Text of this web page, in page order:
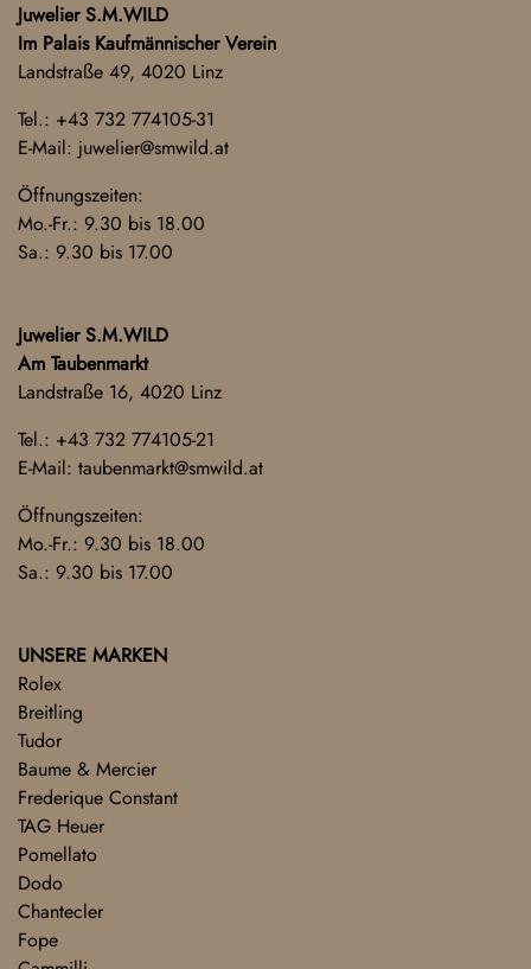
Juwelier S.M.WILD
Im Palais Kaufmännischer Verein
Landstraße 49, 4020 Linz
Tel.: +43 732 774105-31
E-Mail: juwelier@smwild.at
Öffnungszeiten:
Mo.-Fr.: 9.30 bis 18.00
Sa.: 9.30 bis 17.00
Juwelier S.M.WILD
Am Taubenmarkt
Landstraße 16, 4020 Linz
Tel.: +43 732 774105-21
E-Mail: taubenmarkt@smwild.at
Öffnungszeiten:
Mo.-Fr.: 9.30 bis 18.00
Sa.: 9.30 bis 17.00
UNSERE MARKEN
Rolex
Breitling
Tudor
Baume & Mercier
Frederique Constant
TAG Heuer
Pomellato
Dodo
Chantecler
Fope